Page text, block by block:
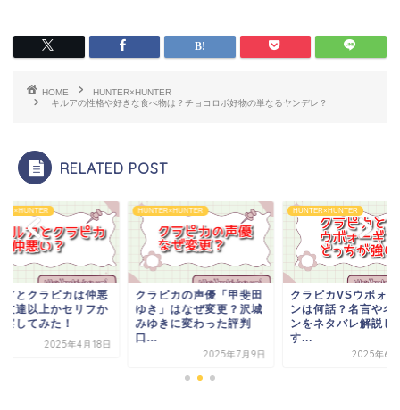
HOME
HUNTER×HUNTER
キルアの性格や好きな食べ物は？チョコロボ好物の単なるヤンデレ？
RELATED POST
ピカの声優「甲斐田
」はなぜ変更？沢城
きに変わった評判
HUNTER×HUNTER
クラピカVSウボォーギ
ンは何話？名言や名シー
ンをネタバレ解説しま
す...
2025年6月24日
HUNTER×HUNTER
キルアとクラピカは
い？友達以上かセリ
ら考察してみた！